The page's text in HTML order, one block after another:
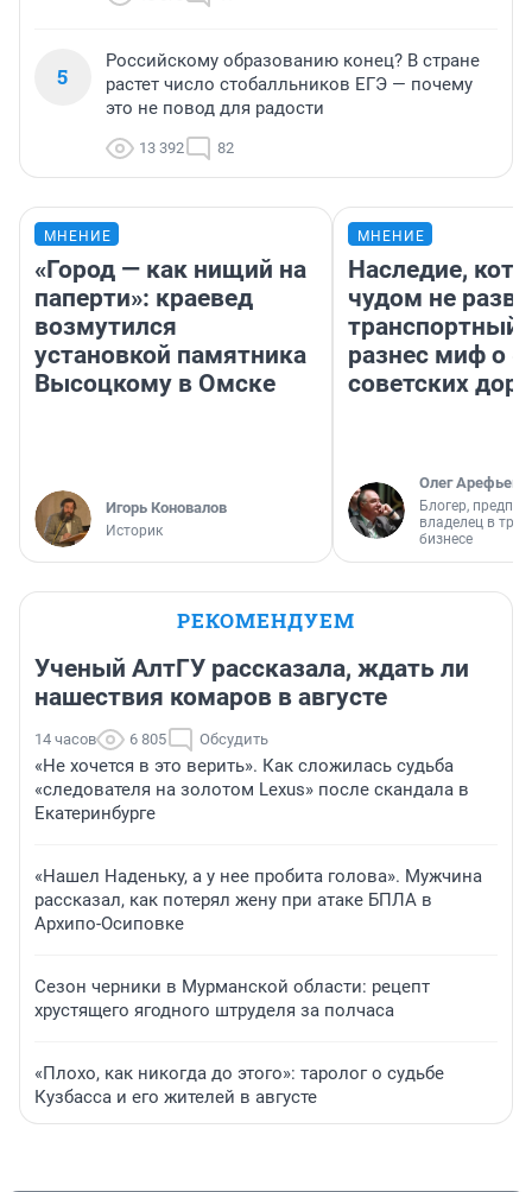
5
Российскому образованию конец? В стране
растет число стобалльников ЕГЭ — почему
это не повод для радости
13 392 82
МНЕНИЕ
«Город — как нищий на
паперти»: краевед
возмутился
установкой памятника
Высоцкому в Омске
Игорь Коновалов
Историк
МНЕНИЕ
Наследие,
чудом не
транспортный
разнес миф о
советских
Олег Арефьев
Блогер,
владелец в
бизнесе
РЕКОМЕНДУЕМ
Ученый АлтГУ рассказала, ждать ли
нашествия комаров в августе
14 часов 6 805 Обсудить
«Не хочется в это верить». Как сложилась судьба
«следователя на золотом Lexus» после скандала в
Екатеринбурге
«Нашел Наденьку, а у нее пробита голова». Мужчина
рассказал, как потерял жену при атаке БПЛА в
Архипо-Осиповке
Сезон черники в Мурманской области: рецепт
хрустящего ягодного штруделя за полчаса
«Плохо, как никогда до этого»: таролог о судьбе
Кузбасса и его жителей в августе